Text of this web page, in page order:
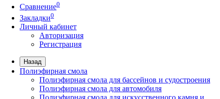
Сравнение0
Закладки0
Личный кабинет
Авторизация
Регистрация
Назад
Полиэфирная смола
Полиэфирная смола для бассейнов и судостроения
Полиэфирная смола для автомобиля
Полиэфирная смола для искусственного камня и